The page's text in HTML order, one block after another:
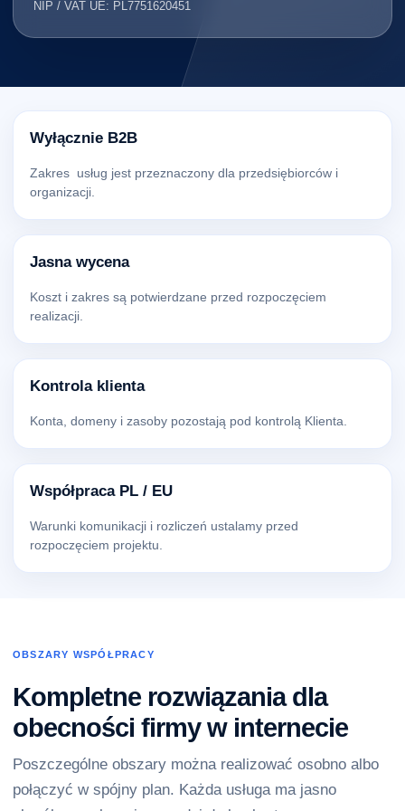
NIP / VAT UE: PL7751620451
Wyłącznie B2B
Zakres usług jest przeznaczony dla przedsiębiorców i
organizacji.
Jasna wycena
Koszt i zakres są potwierdzane przed rozpoczęciem
realizacji.
Kontrola klienta
Konta, domeny i zasoby pozostają pod kontrolą Klienta.
Współpraca PL / EU
Warunki komunikacji i rozliczeń ustalamy przed
rozpoczęciem projektu.
OBSZARY WSPÓŁPRACY
Kompletne rozwiązania dla
obecności firmy w internecie
Poszczególne obszary można realizować osobno albo
połączyć w spójny plan. Każda usługa ma jasno